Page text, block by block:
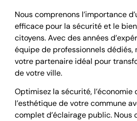
Nous comprenons l’importance
efficace pour la sécurité et le
citoyens. Avec des années
équipe de professionnels dédiés,
votre partenaire idéal pour
de votre ville.
Optimisez la sécurité, l’économie
l’esthétique de votre commune
complet d’éclairage public. Nous